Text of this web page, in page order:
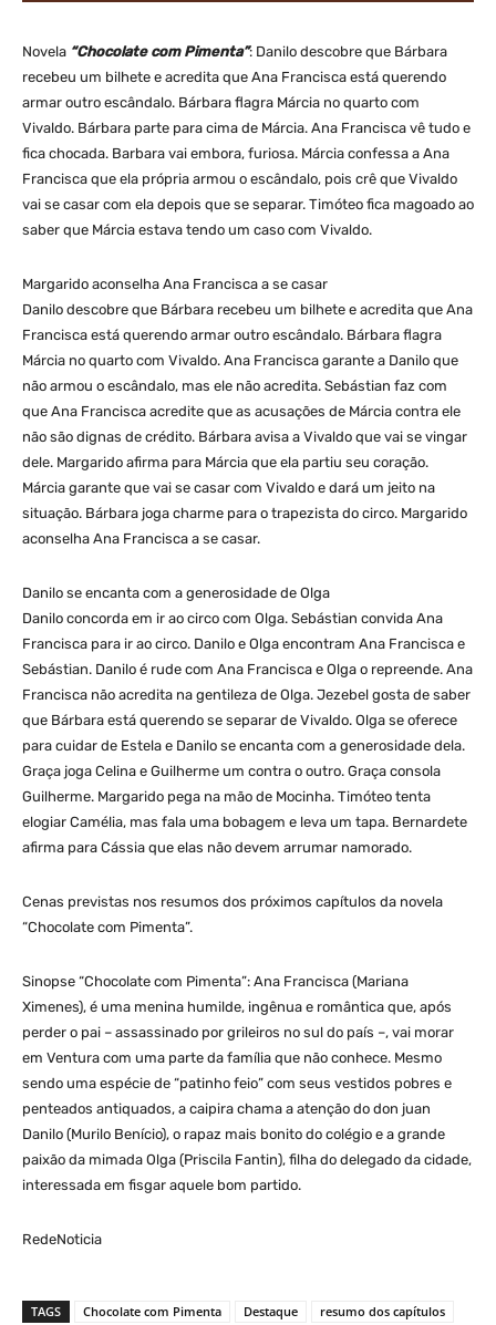
Novela “Chocolate com Pimenta”: Danilo descobre que Bárbara
recebeu um bilhete e acredita que Ana Francisca está querendo
armar outro escândalo. Bárbara flagra Márcia no quarto com
Vivaldo. Bárbara parte para cima de Márcia. Ana Francisca vê tudo e
fica chocada. Barbara vai embora, furiosa. Márcia confessa a Ana
Francisca que ela própria armou o escândalo, pois crê que Vivaldo
vai se casar com ela depois que se separar. Timóteo fica magoado ao
saber que Márcia estava tendo um caso com Vivaldo.
Margarido aconselha Ana Francisca a se casar
Danilo descobre que Bárbara recebeu um bilhete e acredita que Ana
Francisca está querendo armar outro escândalo. Bárbara flagra
Márcia no quarto com Vivaldo. Ana Francisca garante a Danilo que
não armou o escândalo, mas ele não acredita. Sebástian faz com
que Ana Francisca acredite que as acusações de Márcia contra ele
não são dignas de crédito. Bárbara avisa a Vivaldo que vai se vingar
dele. Margarido afirma para Márcia que ela partiu seu coração.
Márcia garante que vai se casar com Vivaldo e dará um jeito na
situação. Bárbara joga charme para o trapezista do circo. Margarido
aconselha Ana Francisca a se casar.
Danilo se encanta com a generosidade de Olga
Danilo concorda em ir ao circo com Olga. Sebástian convida Ana
Francisca para ir ao circo. Danilo e Olga encontram Ana Francisca e
Sebástian. Danilo é rude com Ana Francisca e Olga o repreende. Ana
Francisca não acredita na gentileza de Olga. Jezebel gosta de saber
que Bárbara está querendo se separar de Vivaldo. Olga se oferece
para cuidar de Estela e Danilo se encanta com a generosidade dela.
Graça joga Celina e Guilherme um contra o outro. Graça consola
Guilherme. Margarido pega na mão de Mocinha. Timóteo tenta
elogiar Camélia, mas fala uma bobagem e leva um tapa. Bernardete
afirma para Cássia que elas não devem arrumar namorado.
Cenas previstas nos resumos dos próximos capítulos da novela
“Chocolate com Pimenta”.
Sinopse “Chocolate com Pimenta”: Ana Francisca (Mariana
Ximenes), é uma menina humilde, ingênua e romântica que, após
perder o pai – assassinado por grileiros no sul do país –, vai morar
em Ventura com uma parte da família que não conhece. Mesmo
sendo uma espécie de “patinho feio” com seus vestidos pobres e
penteados antiquados, a caipira chama a atenção do don juan
Danilo (Murilo Benício), o rapaz mais bonito do colégio e a grande
paixão da mimada Olga (Priscila Fantin), filha do delegado da cidade,
interessada em fisgar aquele bom partido.
RedeNoticia
TAGS Chocolate com Pimenta Destaque resumo dos capítulos